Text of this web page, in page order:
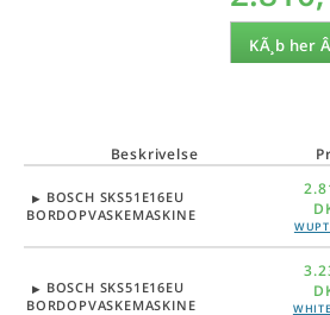
KÃ¸b her
Beskrivelse
BOSCH SKS51E16EU
BORDOPVASKEMASKINE
EAN-Nummer:
4242002760674
TYPE-Nummer:
SKS51E16EU
BOSCH SKS51E16EU
BORDOPVASKEMASKINE